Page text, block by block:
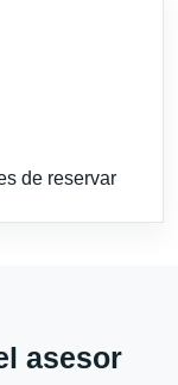
de reservar
asesor